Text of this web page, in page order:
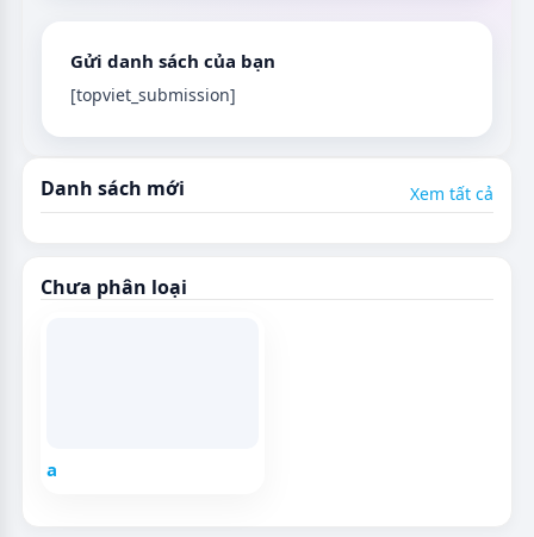
Gửi danh sách của bạn
[topviet_submission]
Danh sách mới Xem tất cả
Chưa phân loại
a